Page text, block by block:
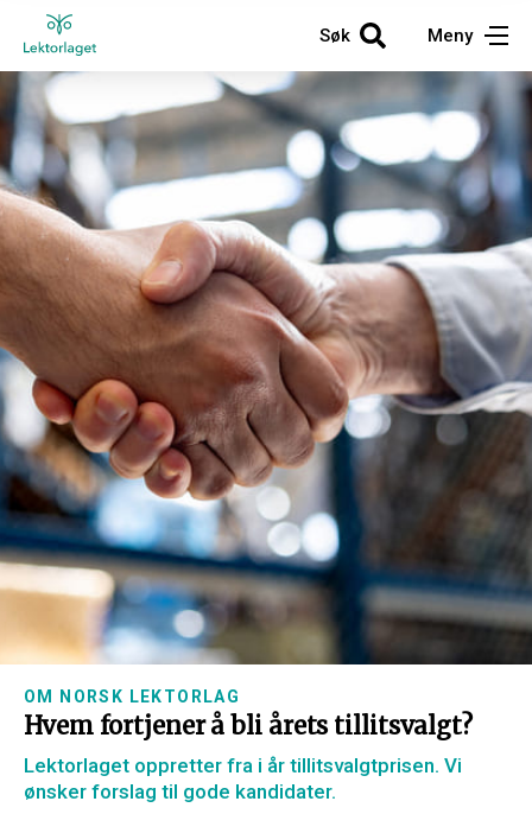
Søk Meny
OM NORSK LEKTORLAG
Hvem fortjener å bli årets tillitsvalgt?
Lektorlaget oppretter fra i år tillitsvalgtprisen. Vi
ønsker forslag til gode kandidater.